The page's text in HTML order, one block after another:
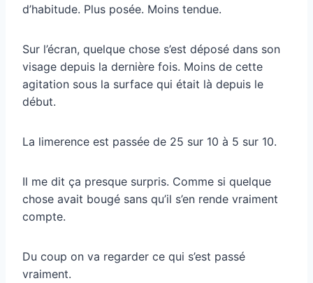
d’habitude. Plus posée. Moins tendue.
Sur l’écran, quelque chose s’est déposé dans son
visage depuis la dernière fois. Moins de cette
agitation sous la surface qui était là depuis le
début.
La limerence est passée de 25 sur 10 à 5 sur 10.
Il me dit ça presque surpris. Comme si quelque
chose avait bougé sans qu’il s’en rende vraiment
compte.
Du coup on va regarder ce qui s’est passé
vraiment.